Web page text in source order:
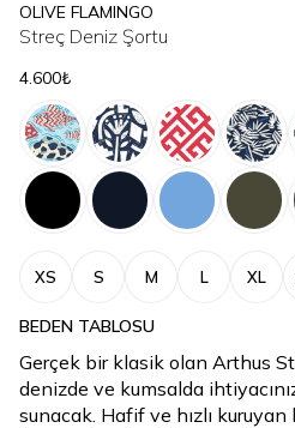
OLIVE FLAMINGO
Streç Deniz Şortu
4.600₺
XS S M L XL
BEDEN TABLOSU
Gerçek bir klasik olan Arthus
denizde ve kumsalda
sunacak. Hafif ve hızlı